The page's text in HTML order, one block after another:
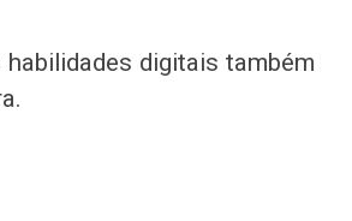
digitais também